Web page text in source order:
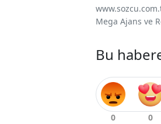
Mega Ajans ve
Bu